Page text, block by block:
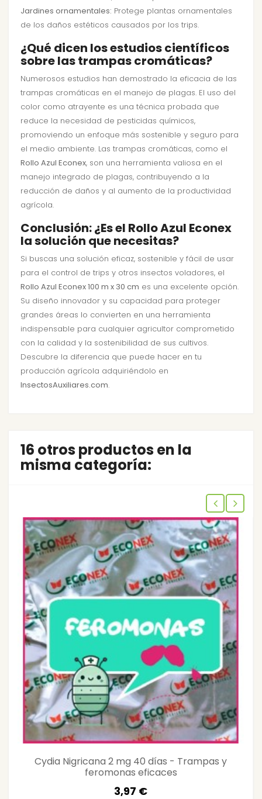
Jardines ornamentales: Protege plantas ornamentales
de los daños estéticos causados por los trips.
¿Qué dicen los estudios científicos
sobre las trampas cromáticas?
Numerosos estudios han demostrado la eficacia de las
trampas cromáticas en el manejo de plagas. El uso del
color como atrayente es una técnica probada que
reduce la necesidad de pesticidas químicos,
promoviendo un enfoque más sostenible y seguro para
el medio ambiente. Las trampas cromáticas, como el
Rollo Azul Econex, son una herramienta valiosa en el
manejo integrado de plagas, contribuyendo a la
reducción de daños y al aumento de la productividad
agrícola.
Conclusión: ¿Es el Rollo Azul Econex
la solución que necesitas?
Si buscas una solución eficaz, sostenible y fácil de usar
para el control de trips y otros insectos voladores, el
Rollo Azul Econex 100 m x 30 cm es una excelente opción.
Su diseño innovador y su capacidad para proteger
grandes áreas lo convierten en una herramienta
indispensable para cualquier agricultor comprometido
con la calidad y la sostenibilidad de sus cultivos.
Descubre la diferencia que puede hacer en tu
producción agrícola adquiriéndolo en
InsectosAuxiliares.com.
16 otros productos en la
misma categoría:
Cydia Nigricana 2 mg 40 días - Trampas y
feromonas eficaces
3,97 €